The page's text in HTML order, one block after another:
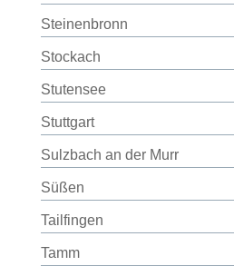
Steinenbronn
Stockach
Stutensee
Stuttgart
Sulzbach an der Murr
Süßen
Tailfingen
Tamm